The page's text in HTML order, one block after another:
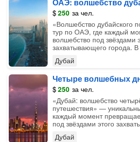
$250 за чел.
«‎Волшебство дубайского
тур по ОАЭ, где каждый
волшебство под звёздами
захватывающего города.
Дубай
Четыре волшебных
$250 за чел.
«‎Дубай: волшебство
путешествия» —
каждый момент
под звёздами этого
Дубай